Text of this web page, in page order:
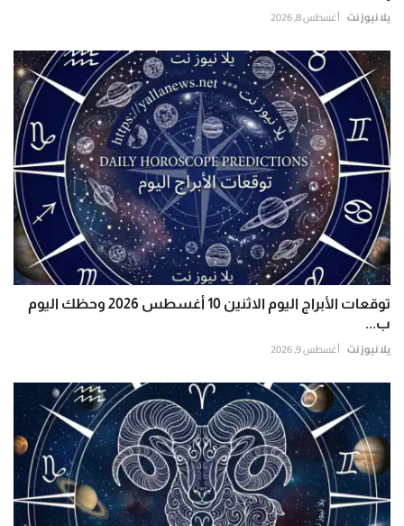
يلا نيوز نت أغسطس 8, 2026
توقعات الأبراج اليوم الاثنين 10 أغسطس 2026 وحظك اليوم
ب...
يلا نيوز نت أغسطس 9, 2026